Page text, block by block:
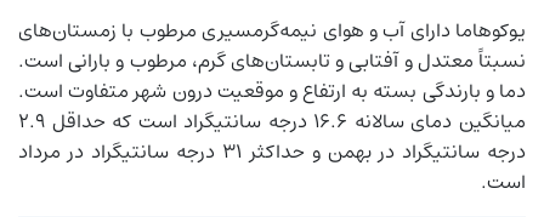
یوکوهاما دارای آب و هوای نیمه‌گرمسیری مرطوب با زمستان‌های
نسبتاً معتدل و آفتابی و تابستان‌های گرم، مرطوب و بارانی است.
دما و بارندگی بسته به ارتفاع و موقعیت درون شهر متفاوت است.
میانگین دمای سالانه 16.6 درجه سانتیگراد است که حداقل 2.9
درجه سانتیگراد در بهمن و حداکثر 31 درجه سانتیگراد در مرداد
است.